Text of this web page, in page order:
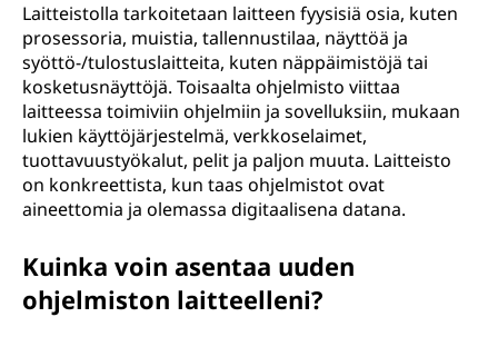
Laitteistolla tarkoitetaan laitteen fyysisiä osia, kuten
prosessoria, muistia, tallennustilaa, näyttöä ja
syöttö-/tulostuslaitteita, kuten näppäimistöjä tai
kosketusnäyttöjä. Toisaalta ohjelmisto viittaa
laitteessa toimiviin ohjelmiin ja sovelluksiin, mukaan
lukien käyttöjärjestelmä, verkkoselaimet,
tuottavuustyökalut, pelit ja paljon muuta. Laitteisto
on konkreettista, kun taas ohjelmistot ovat
aineettomia ja olemassa digitaalisena datana.
Kuinka voin asentaa uuden
ohjelmiston laitteelleni?